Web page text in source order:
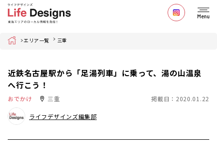
Menu
Home エリア一覧 三重
近鉄名古屋駅から「足湯列車」に乗って、湯の山温泉
へ行こう！
おでかけ 三重 掲載日：2020.01.22
ライフデザインズ編集部